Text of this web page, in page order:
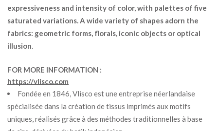
expressiveness and intensity of color, with palettes of five
saturated variations. A wide variety of shapes adorn the
fabrics: geometric forms, florals, iconic objects or optical
illusion
FOR MORE INFORMATION :
https://vlisco.com
Fondée en 1846, Vlisco est une entreprise néerlandaise
spécialisée dans la création de tissus imprimés aux motifs
uniques, réalisés grâce à des méthodes traditionnelles à base